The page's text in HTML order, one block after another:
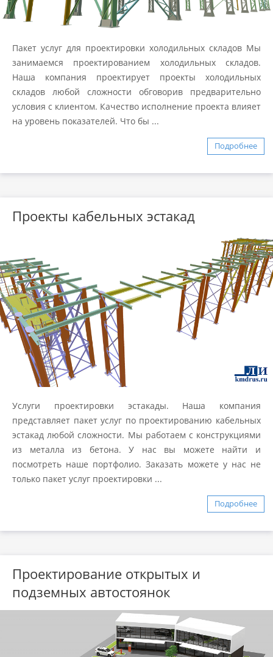
Пакет услуг для проектировки холодильных складов Мы
занимаемся проектированием холодильных складов.
Наша компания проектирует проекты холодильных
складов любой сложности обговорив предварительно
условия с клиентом. Качество исполнение проекта влияет
на уровень показателей. Что бы ...
Подробнее
Проекты кабельных эстакад
Услуги проектировки эстакады. Наша компания
представляет пакет услуг по проектированию кабельных
эстакад любой сложности. Мы работаем с конструкциями
из металла из бетона. У нас вы можете найти и
посмотреть наше портфолио. Заказать можете у нас не
только пакет услуг проектировки ...
Подробнее
Проектирование открытых и
подземных автостоянок